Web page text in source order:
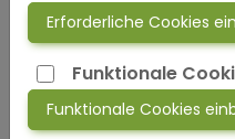
login
Erforderliche Cookies
Funktionale
Funktionale Cookies